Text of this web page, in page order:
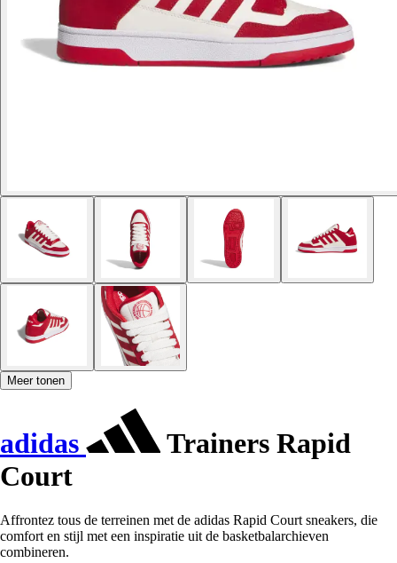
Meer tonen
adidas
Trainers Rapid
Court
Affrontez tous de terreinen met de adidas Rapid Court sneakers, die
comfort en stijl met een inspiratie uit de basketbalarchieven
combineren.